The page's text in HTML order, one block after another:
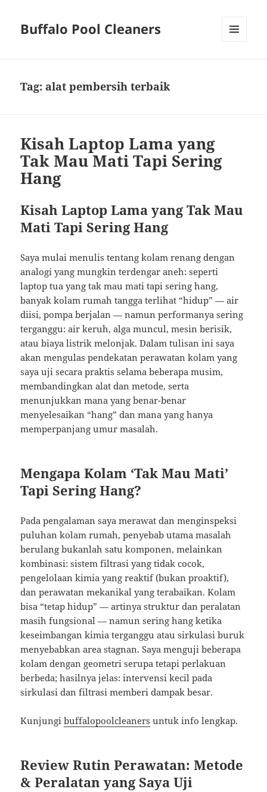
Buffalo Pool Cleaners
Tag: alat pembersih terbaik
Kisah Laptop Lama yang
Tak Mau Mati Tapi Sering
Hang
Kisah Laptop Lama yang Tak Mau
Mati Tapi Sering Hang
Saya mulai menulis tentang kolam renang dengan
analogi yang mungkin terdengar aneh: seperti
laptop tua yang tak mau mati tapi sering hang,
banyak kolam rumah tangga terlihat “hidup” — air
diisi, pompa berjalan — namun performanya sering
terganggu: air keruh, alga muncul, mesin berisik,
atau biaya listrik melonjak. Dalam tulisan ini saya
akan mengulas pendekatan perawatan kolam yang
saya uji secara praktis selama beberapa musim,
membandingkan alat dan metode, serta
menunjukkan mana yang benar-benar
menyelesaikan “hang” dan mana yang hanya
memperpanjang umur masalah.
Mengapa Kolam ‘Tak Mau Mati’
Tapi Sering Hang?
Pada pengalaman saya merawat dan menginspeksi
puluhan kolam rumah, penyebab utama masalah
berulang bukanlah satu komponen, melainkan
kombinasi: sistem filtrasi yang tidak cocok,
pengelolaan kimia yang reaktif (bukan proaktif),
dan perawatan mekanikal yang terabaikan. Kolam
bisa “tetap hidup” — artinya struktur dan peralatan
masih fungsional — namun sering hang ketika
keseimbangan kimia terganggu atau sirkulasi buruk
menyebabkan area stagnan. Saya menguji beberapa
kolam dengan geometri serupa tetapi perlakuan
berbeda; hasilnya jelas: intervensi kecil pada
sirkulasi dan filtrasi memberi dampak besar.
Kunjungibuffalopoolcleaners untuk info lengkap.
Review Rutin Perawatan: Metode
& Peralatan yang Saya Uji